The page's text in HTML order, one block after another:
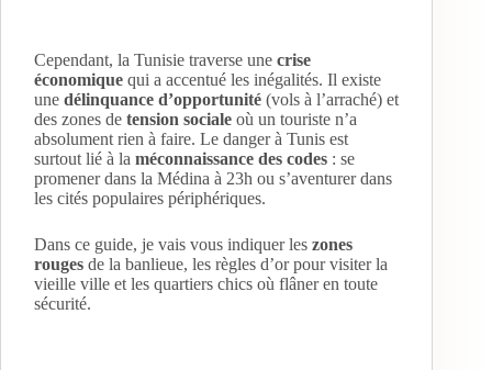
Cependant, la Tunisie traverse une crise
économique qui a accentué les inégalités. Il existe
une délinquance d’opportunité (vols à l’arraché) et
des zones de tension sociale où un touriste n’a
absolument rien à faire. Le danger à Tunis est
surtout lié à la méconnaissance des codes : se
promener dans la Médina à 23h ou s’aventurer dans
les cités populaires périphériques.
Dans ce guide, je vais vous indiquer les zones
rouges de la banlieue, les règles d’or pour visiter la
vieille ville et les quartiers chics où flâner en toute
sécurité.